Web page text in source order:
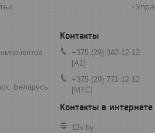
Беларусь
+375 (29) 342-12-12
[A1]
+375 (29) 771-12-12
[МТС]
12v.by